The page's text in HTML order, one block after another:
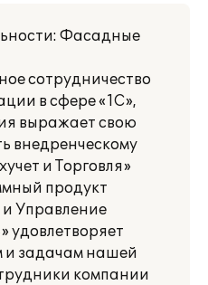
Фасадные
сотрудничество
в сфере «1С»,
выражает свою
внедренческому
и Торговля»
продукт
Управление
удовлетворяет
и задачам нашей
компании